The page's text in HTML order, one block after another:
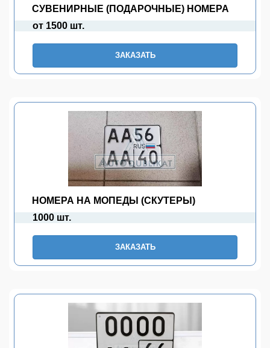
СУВЕНИРНЫЕ (ПОДАРОЧНЫЕ) НОМЕРА
от 1500 шт.
ЗАКАЗАТЬ
НОМЕРА НА МОПЕДЫ (СКУТЕРЫ)
1000 шт.
ЗАКАЗАТЬ